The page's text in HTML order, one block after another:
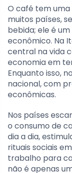
O café tem
muitos países,
bebida; ele é
econômico. Na
central na vida
economia em
Enquanto isso,
nacional, com
econômicas.
Nos países
o consumo de
dia a dia,
rituais sociais
trabalho para
não é apenas